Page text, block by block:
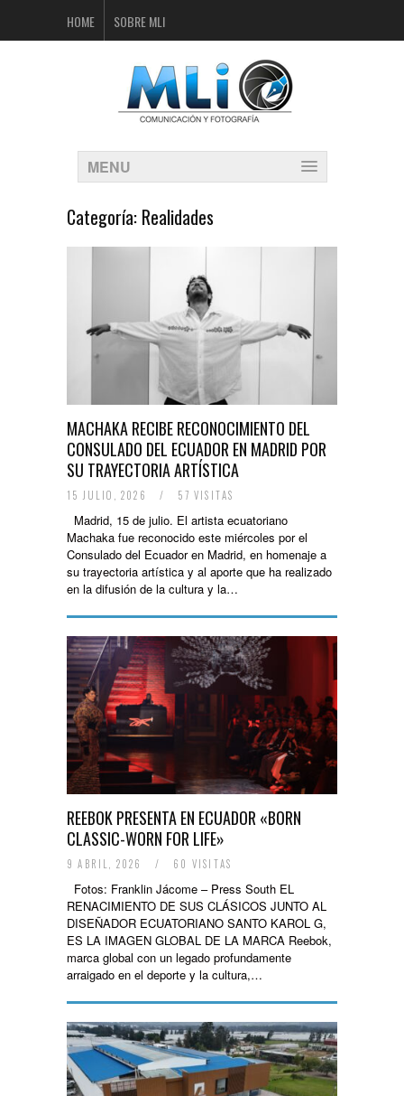
HOME SOBRE MLI
MENU
Categoría: Realidades
MACHAKA RECIBE RECONOCIMIENTO DEL
CONSULADO DEL ECUADOR EN MADRID POR
SU TRAYECTORIA ARTÍSTICA
15 JULIO, 2026 / 57 VISITAS
Madrid, 15 de julio. El artista ecuatoriano
Machaka fue reconocido este miércoles por el
Consulado del Ecuador en Madrid, en homenaje a
su trayectoria artística y al aporte que ha realizado
en la difusión de la cultura y la…
REEBOK PRESENTA EN ECUADOR «BORN
CLASSIC-WORN FOR LIFE»
9 ABRIL, 2026 / 60 VISITAS
Fotos: Franklin Jácome – Press South EL
RENACIMIENTO DE SUS CLÁSICOS JUNTO AL
DISEÑADOR ECUATORIANO SANTO KAROL G,
ES LA IMAGEN GLOBAL DE LA MARCA Reebok,
marca global con un legado profundamente
arraigado en el deporte y la cultura,…